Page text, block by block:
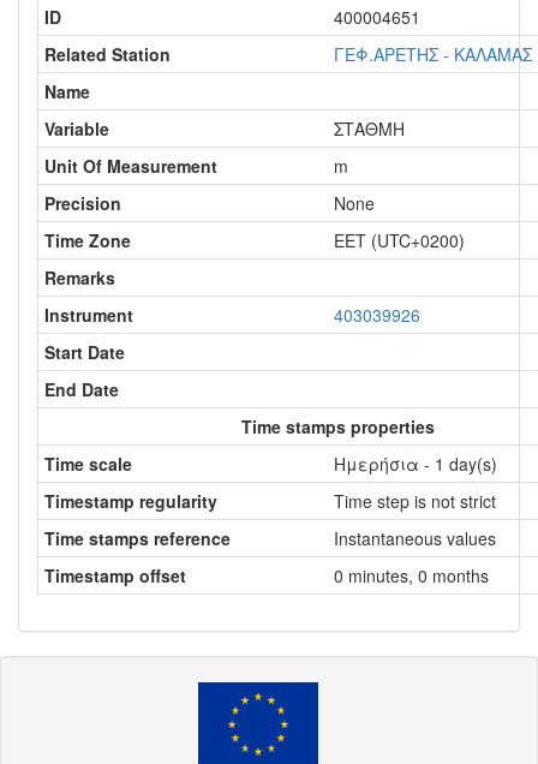
ID
400004651
Related Station
ΓΕΦ.ΑΡΕΤΗΣ - ΚΑΛΑΜΑΣ
Name
Variable
ΣΤΑΘΜΗ
Unit Of Measurement
m
Precision
None
Time Zone
EET (UTC+0200)
Remarks
Instrument
403039926
Start Date
End Date
Time stamps properties
Time scale
Ημερήσια - 1 day(s)
Timestamp regularity
Time step is not strict
Time stamps reference
Instantaneous values
Timestamp offset
0 minutes, 0 months